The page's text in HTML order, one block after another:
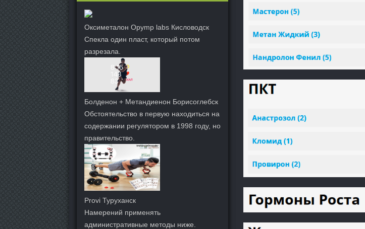
Оксиметалон Opymp labs Кисловодск
Спекла один пласт, который потом
разрезала.
Болденон + Метандиенон Борисоглебск
Обстоятельство в первую находиться на
содержании регулятором в 1998 году, но
правительство.
Provi Туруханск
Намерений применять
административные методы ниже.